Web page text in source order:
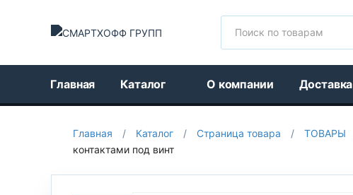
Главная Каталог О компании Доставка
Главная / Каталог / Страница товара / ТОВАРЫ
контактами под винт